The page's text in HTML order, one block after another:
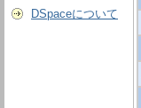
DSpaceについて